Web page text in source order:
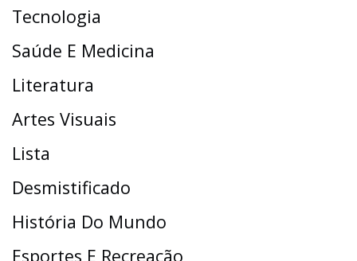
Tecnologia
Saúde E Medicina
Literatura
Artes Visuais
Lista
Desmistificado
História Do Mundo
Esportes E Recreação